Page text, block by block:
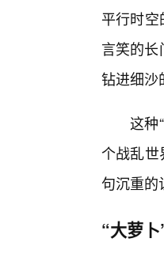
平行时
言笑的
钻进细沙
这种
个战乱
句沉重的
“大萝